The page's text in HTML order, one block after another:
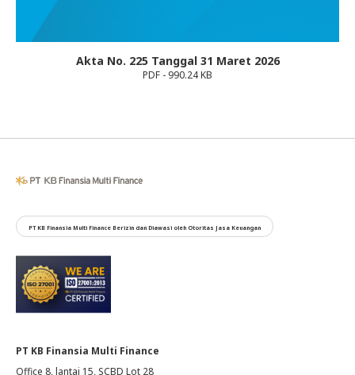
Akta No. 225 Tanggal 31 Maret 2026
PDF - 990.24 KB
PT KB Finansia Multi Finance Berizin dan Diawasi oleh Otoritas Jasa Keuangan
PT KB Finansia Multi Finance
Office 8, lantai 15, SCBD Lot 28